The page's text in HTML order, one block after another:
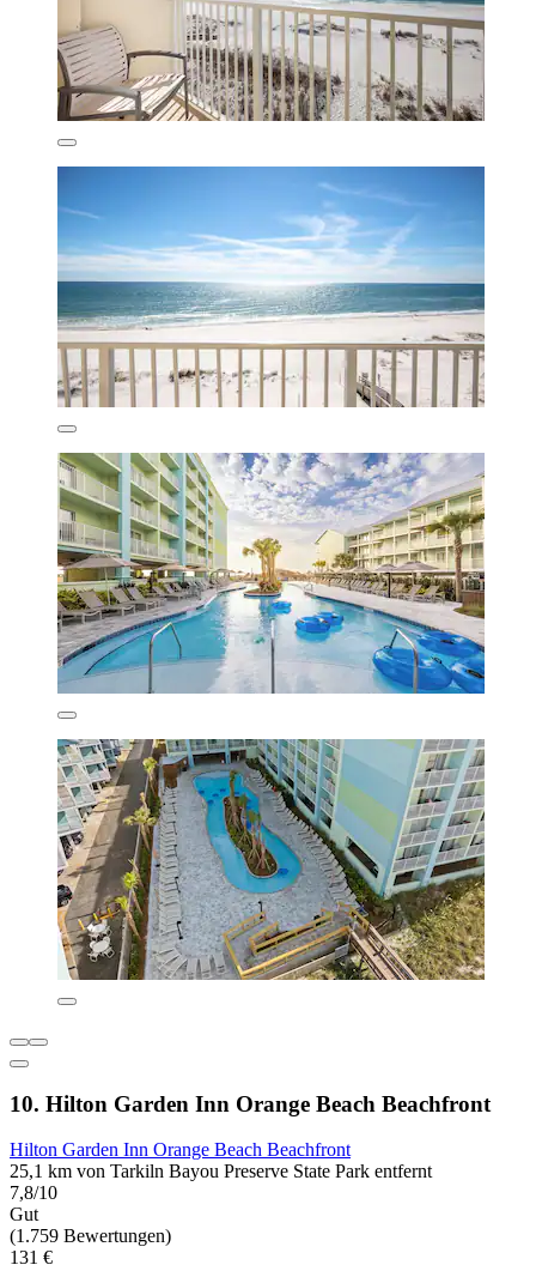
10. Hilton Garden Inn Orange Beach Beachfront
Hilton Garden Inn Orange Beach Beachfront
25,1 km von Tarkiln Bayou Preserve State Park entfernt
7,8/10
Gut
(1.759 Bewertungen)
131 €